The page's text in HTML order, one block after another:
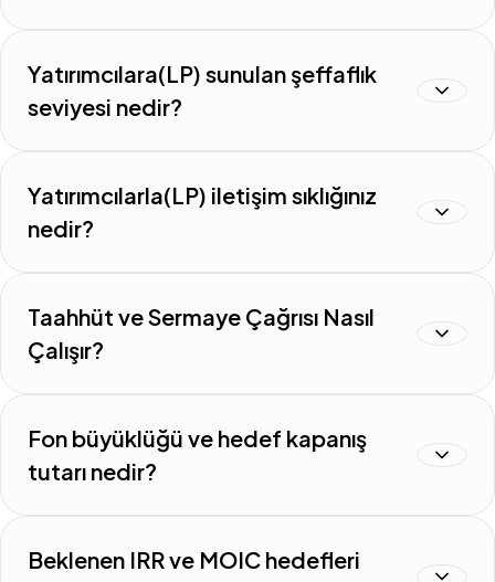
Yatırımcılara(LP) sunulan şeffaflık
seviyesi nedir?
Yatırımcılarla(LP) iletişim sıklığınız
nedir?
Taahhüt ve Sermaye Çağrısı Nasıl
Çalışır?
Fon büyüklüğü ve hedef kapanış
tutarı nedir?
Beklenen IRR ve MOIC hedefleri